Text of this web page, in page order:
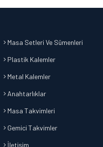
Masa Setleri Ve Sümenleri
Plastik Kalemler
Metal Kalemler
Anahtarlıklar
Masa Takvimleri
Gemici Takvimler
İletişim